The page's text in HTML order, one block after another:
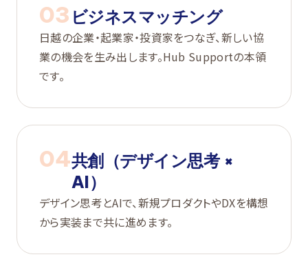
03 ビジネスマッチング
日越の企業・起業家・投資家をつなぎ、新しい協
業の機会を生み出します。Hub Supportの本領
です。
04共創（デザイン思考 ×
AI）
デザイン思考とAIで、新規プロダクトやDXを構想
から実装まで共に進めます。